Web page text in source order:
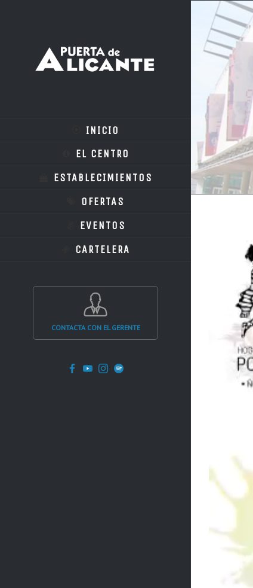
INICIO
EL CENTRO
ESTABLECIMIENTOS
OFERTAS
EVENTOS
CARTELERA
CONTACTA CON EL GERENTE
Facebook
YouTube
Instagram
Spotify